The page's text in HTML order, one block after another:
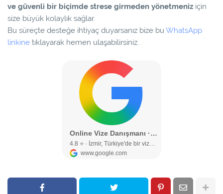
ve güvenli bir biçimde strese girmeden yönetmeniz için
size büyük kolaylık sağlar.
Bu süreçte desteğe ihtiyaç duyarsanız bize bu WhatsApp
linkine tıklayarak hemen ulaşabilirsiniz.